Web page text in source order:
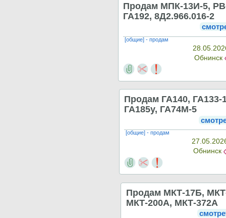
Продам МПК-13И-5,
ГА192, 8Д2.966.016-2
[общие] - продам
Обнинск
Продам ГА140, ГА133-
ГА185у, ГА74M-5
[общие] - продам
Обнинск
Продам МКТ-17Б,
МКТ-200А, МКТ-372А